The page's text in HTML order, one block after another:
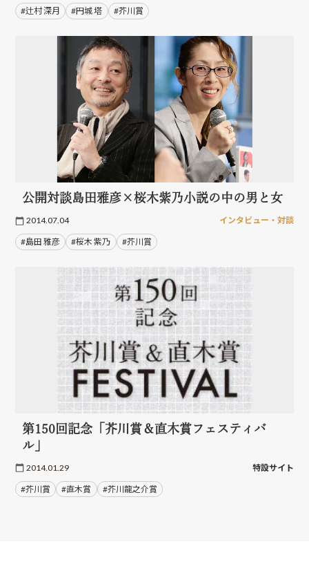
#辻村 深月 #円城 塔 #芥川賞
公開対談島田雅彦×桜木紫乃小説の中の男と女
2014.07.04 インタビュー・対談
#島田 雅彦 #桜木 紫乃 #芥川賞
第150回記念「芥川賞＆直木賞フェスティバ
ル」
2014.01.29 特設サイト
#芥川賞 #直木賞 #芥川龍之介賞